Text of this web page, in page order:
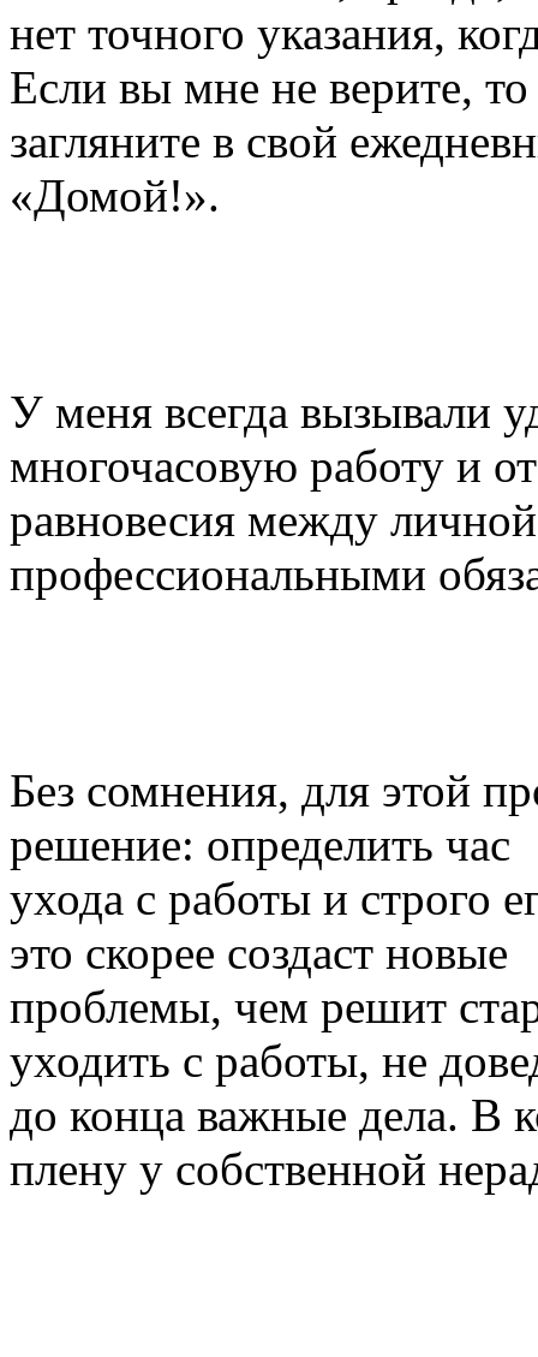
нет точного указания,
Если вы мне не верите, то
загляните в свой
«Домой!».
У меня всегда вызывали
многочасовую работу и
равновесия между
профессиональными
Без сомнения, для этой
решение: определить час
ухода с работы и строго
это скорее создаст новые
проблемы, чем решит
уходить с работы, не
до конца важные дела. В
плену у собственной